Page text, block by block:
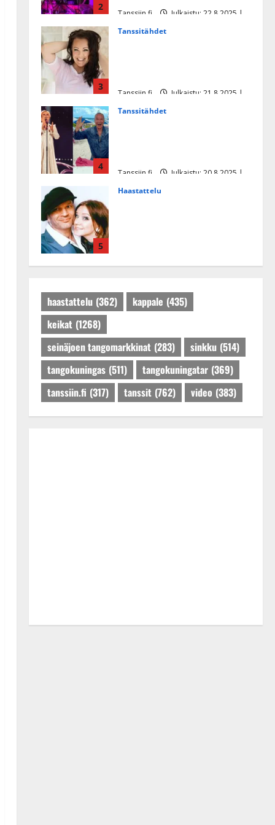
2
Tanssiin.fi
Julkaistu: 22.8.2025 |
3
Tanssitähdet
Tanssiin.fi
Julkaistu: 21.8.2025 |
4
Tanssitähdet
Tanssiin.fi
Julkaistu: 20.8.2025 |
5
Haastattelu
Tanssiin.fi
Julkaistu: 27.4.2025 |
haastattelu (362) kappale (435)
keikat (1268)
seinäjoen tangomarkkinat (283) sinkku (514)
tangokuningas (511) tangokuningatar (369)
tanssiin.fi (317) tanssit (762) video (383)